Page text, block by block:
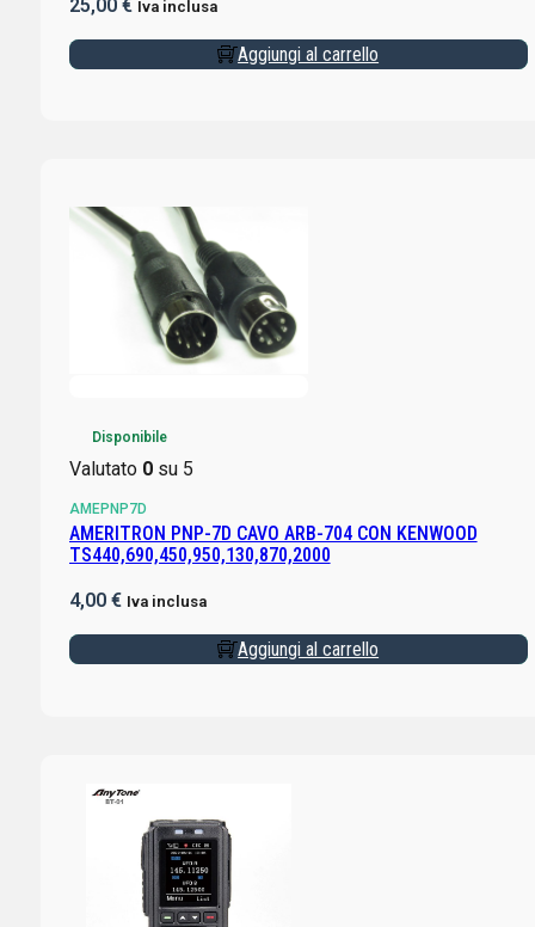
25,00 € Iva inclusa
Aggiungi al carrello
Disponibile
Valutato 0su 5
AMEPNP7D
AMERITRON PNP-7D CAVO ARB-704 CON KENWOOD
TS440,690,450,950,130,870,2000
4,00 € Iva inclusa
Aggiungi al carrello